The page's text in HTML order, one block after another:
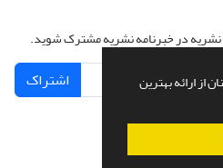
از ارائه بهترین
نشریه در خبرنامه نشریه مشترک شوید.
اشتراک
و پیاده سازی ازسیناوب